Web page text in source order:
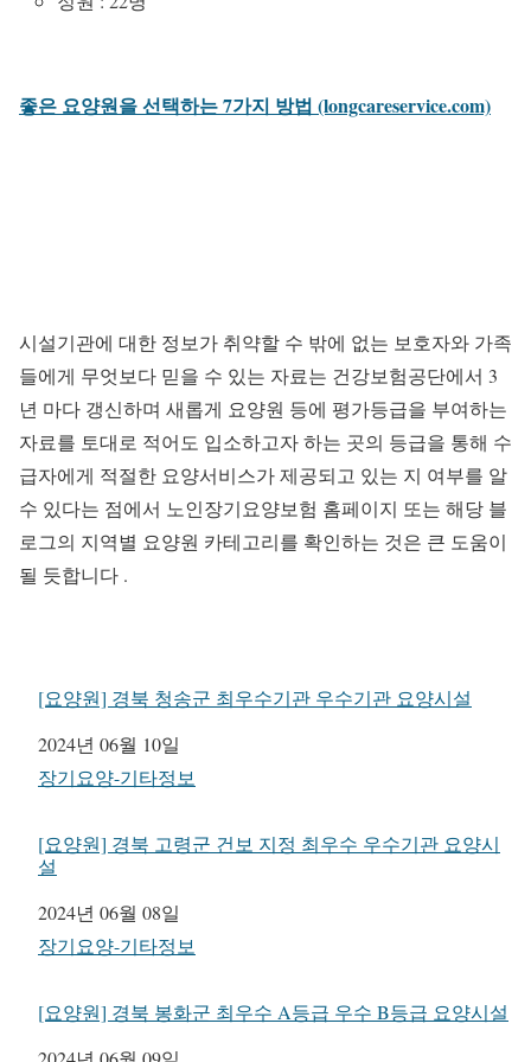
좋은 요양원을 선택하는 7가지 방법 (longcareservice.com)
시설기관에 대한 정보가 취약할 수 밖에 없는 보호자와 가족
들에게 무엇보다 믿을 수 있는 자료는 건강보험공단에서 3
년 마다 갱신하며 새롭게 요양원 등에 평가등급을 부여하는
자료를 토대로 적어도 입소하고자 하는 곳의 등급을 통해 수
급자에게 적절한 요양서비스가 제공되고 있는 지 여부를 알
수 있다는 점에서 노인장기요양보험 홈페이지 또는 해당 블
로그의 지역별 요양원 카테고리를 확인하는 것은 큰 도움이
될 듯합니다 .
[요양원] 경북 청송군 최우수기관 우수기관 요양시설
일자
2024년 06월 10일
관련 항목
장기요양-기타정보
[요양원] 경북 고령군 건보 지정 최우수 우수기관 요양시
설
일자
2024년 06월 08일
관련 항목
장기요양-기타정보
[요양원] 경북 봉화군 최우수 A등급 우수 B등급 요양시설